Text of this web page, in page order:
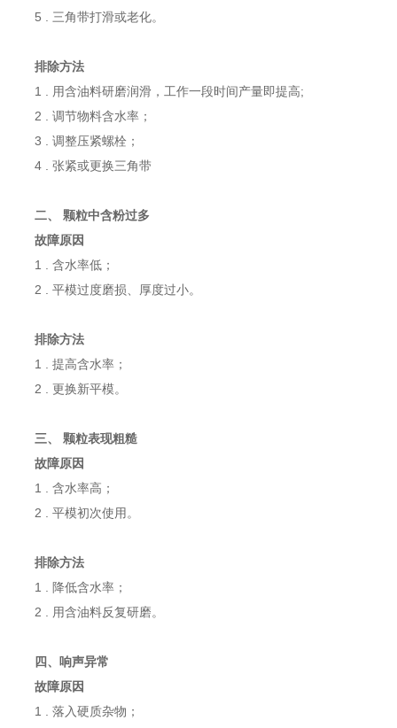
5 . 三角带打滑或老化。
排除方法
1 . 用含油料研磨润滑，工作一段时间产量即提高;
2 . 调节物料含水率；
3 . 调整压紧螺栓；
4 . 张紧或更换三角带
二、 颗粒中含粉过多
故障原因
1 . 含水率低；
2 . 平模过度磨损、厚度过小。
排除方法
1 . 提高含水率；
2 . 更换新平模。
三、 颗粒表现粗糙
故障原因
1 . 含水率高；
2 . 平模初次使用。
排除方法
1 . 降低含水率；
2 . 用含油料反复研磨。
四、响声异常
故障原因
1 . 落入硬质杂物；